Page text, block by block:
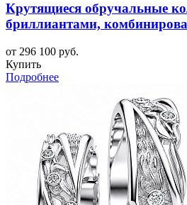
Крутящиеся обручальные
бриллиантами,
от 296 100 руб.
Купить
Подробнее